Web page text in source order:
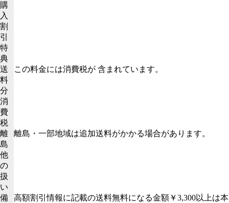
購
入
割
引
特
典
送
料
分
消
費
税
この料金には消費税が 含まれています。
離
島
他
の
扱
い
離島・一部地域は追加送料がかかる場合があります。
備
高額割引情報に記載の送料無料になる金額￥3,300以上は本